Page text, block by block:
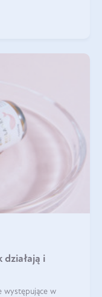
działają i
występujące w